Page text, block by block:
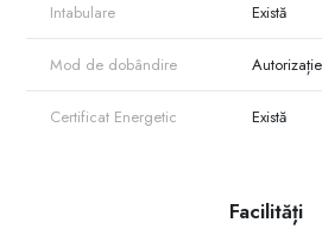
Intabulare Există
Mod de dobândire
Certificat Energetic Există
Facilități